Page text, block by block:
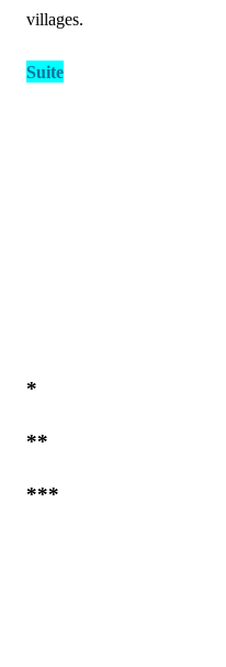
villages.
Suite
*
**
***